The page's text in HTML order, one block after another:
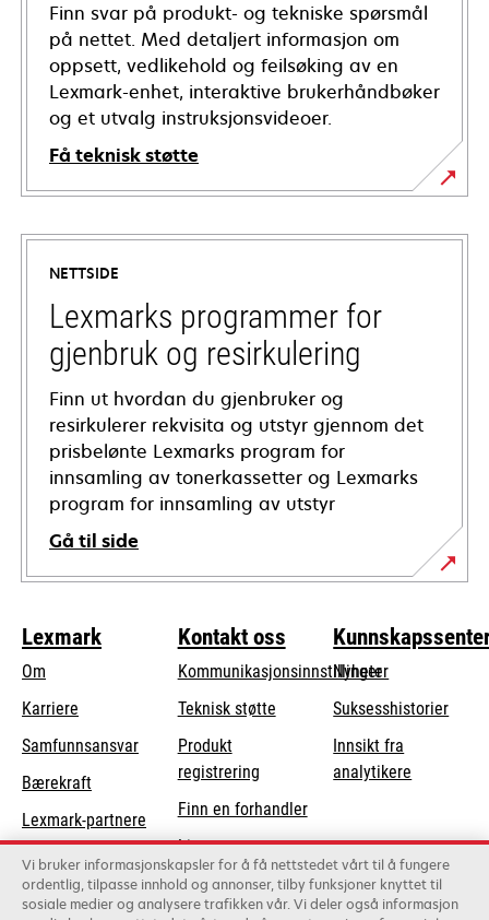
Finn svar på produkt- og tekniske spørsmål
på nettet. Med detaljert informasjon om
oppsett, vedlikehold og feilsøking av en
Lexmark-enhet, interaktive brukerhåndbøker
og et utvalg instruksjonsvideoer.
Få teknisk støtte
opens
in
new
tab
NETTSIDE
Lexmarks programmer for
gjenbruk og resirkulering
Finn ut hvordan du gjenbruker og
resirkulerer rekvisita og utstyr gjennom det
prisbelønte Lexmarks program for
innsamling av tonerkassetter og Lexmarks
program for innsamling av utstyr
Gå til side
Lexmark
Om
Karriere
Samfunnsansvaropens
new
tab
Bærekraft
Lexmark-partnere
Kontakt oss
Kommunikasjonsinnstillinger
Teknisk støtteopens
tab
Produkt
registrering
Finn en forhandler
Liste over
grossister
Nyheter
Suksesshistorier
Innsikt fra
analytikere
Vi bruker informasjonskapsler for å få nettstedet vårt til å fungere
ordentlig, tilpasse innhold og annonser, tilby funksjoner knyttet til
sosiale medier og analysere trafikken vår. Vi deler også informasjon